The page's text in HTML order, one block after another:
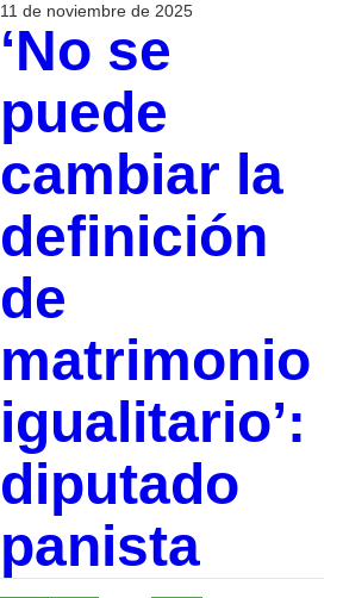
11 de noviembre de 2025
‘No se
puede
cambiar la
definición
de
matrimonio
igualitario’:
diputado
panista